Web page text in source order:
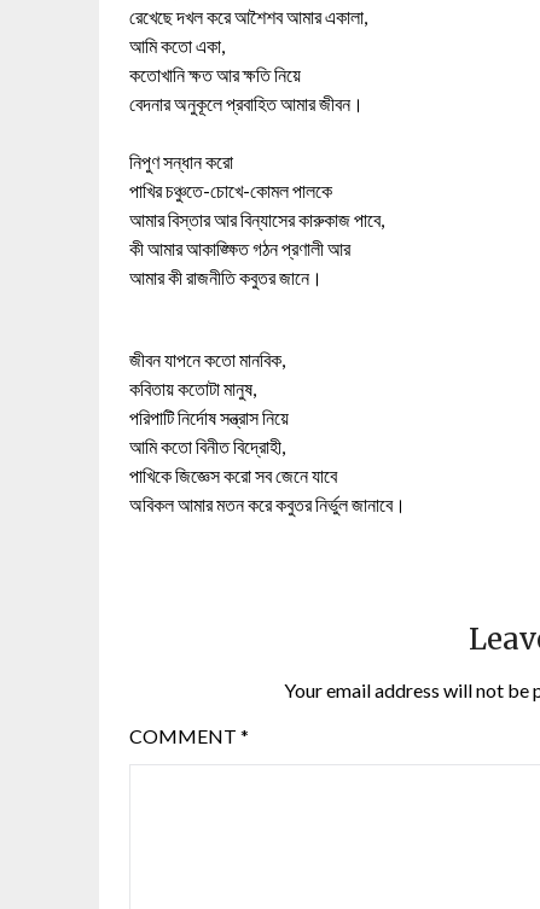
রেখেছে দখল করে আশৈশব আমার একালা,
আমি কতো একা,
কতোখানি ক্ষত আর ক্ষতি নিয়ে
বেদনার অনুকূলে প্রবাহিত আমার জীবন।
নিপুণ সন্ধান করো
পাখির চঞ্চুতে-চোখে-কোমল পালকে
আমার বিস্তার আর বিন্যাসের কারুকাজ পাবে,
কী আমার আকাঙ্ক্ষিত গঠন প্রণালী আর
আমার কী রাজনীতি কবুতর জানে।
জীবন যাপনে কতো মানবিক,
কবিতায় কতোটা মানুষ,
পরিপাটি নির্দোষ সন্ত্রাস নিয়ে
আমি কতো বিনীত বিদ্রোহী,
পাখিকে জিজ্ঞেস করো সব জেনে যাবে
অবিকল আমার মতন করে কবুতর নির্ভুল জানাবে।
Your email address will not be
COMMENT *